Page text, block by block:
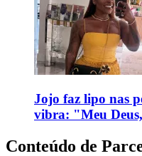
Jojo faz lipo nas
vibra: "Meu
Conteúdo de